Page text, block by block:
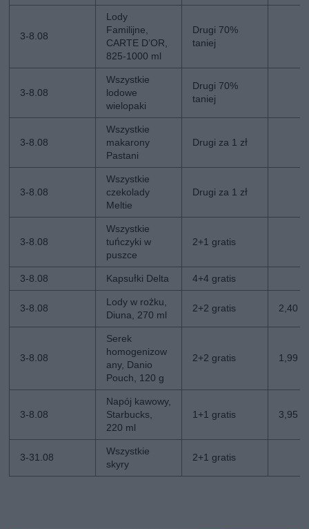
3-8.08
Lody
Familijne,
CARTE D’OR,
825-1000 ml
Drugi 70%
taniej
3-8.08
Wszystkie
lodowe
wielopaki
Drugi 70%
taniej
3-8.08
Wszystkie
makarony
Pastani
Drugi za 1 zł
3-8.08
Wszystkie
czekolady
Meltie
Drugi za 1 zł
3-8.08
Wszystkie
tuńczyki w
puszce
2+1 gratis
3-8.08 Kapsułki Delta 4+4 gratis
3-8.08
Lody w rożku,
Diuna, 270 ml
2+2 gratis 2,40
3-8.08
Serek
homogenizow
any, Danio
Pouch, 120 g
2+2 gratis 1,99
3-8.08
Napój kawowy,
Starbucks,
220 ml
1+1 gratis 3,95
3-31.08
Wszystkie
skyry
2+1 gratis